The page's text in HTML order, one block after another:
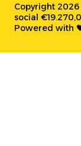
Copyright 2026
social
Powered with